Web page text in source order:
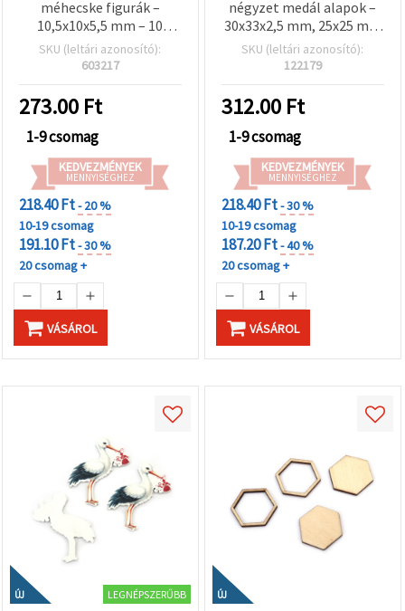
méhecske figurák –
10,5x10x5,5 mm – 10
db/csomag (vegyes)
SKU (leltári azonosító):
603217
273.00 Ft
1-9 csomag
KEDVEZMÉNYEK
MENNYISÉGHEZ
218.40 Ft- 20 %
10-19 csomag
191.10 Ft- 30 %
20 csomag +
VÁSÁROL
négyzet medál alapok –
30x33x2,5 mm, 25x25 mm
belső méret, 1 mm furat –
5 db/csomag,
SKU (leltári azonosító):
122179
312.00 Ft
1-9 csomag
KEDVEZMÉNYEK
MENNYISÉGHEZ
218.40 Ft- 30 %
10-19 csomag
187.20 Ft- 40 %
20 csomag +
VÁSÁROL
ÚJ LEGNÉPSZERŰBB ÚJ